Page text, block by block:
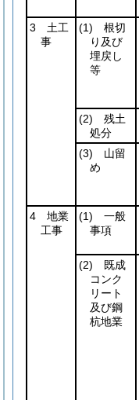
3 土工
事
(1) 根切
り及び
埋戻し
等
(2) 残土
処分
(3) 山留
め
4 地業
工事
(1) 一般
事項
(2) 既成
コンク
リート
及び鋼
杭地業